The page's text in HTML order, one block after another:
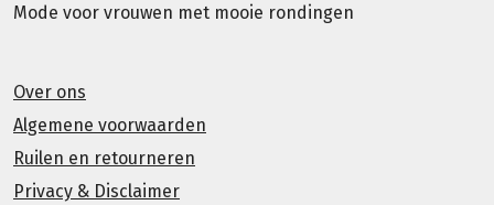
Mode voor vrouwen met mooie rondingen
Over ons
Algemene voorwaarden
Ruilen en retourneren
Privacy & Disclaimer